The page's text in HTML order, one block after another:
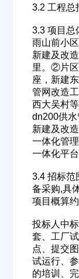
3.2 工程总
3.3 项目
雨山前小
新建及改
里。②片区
座，新建
管网改造
西大吴村
dn200供
新建及改
一体化管
一体化平台
3.4 招标范
备采购,具
项目概算约
投标人中
套、工厂
点、提交
试运行、
的培训、